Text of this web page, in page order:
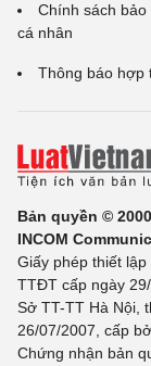
Chính sách bảo
cá nhân
Thông báo hợp
Bản quyền ©
INCOM
Giấy phép thiết
TTĐT cấp ngày
Sở TT-TT Hà Nội,
26/07/2007, cấp
Chứng nhận bản